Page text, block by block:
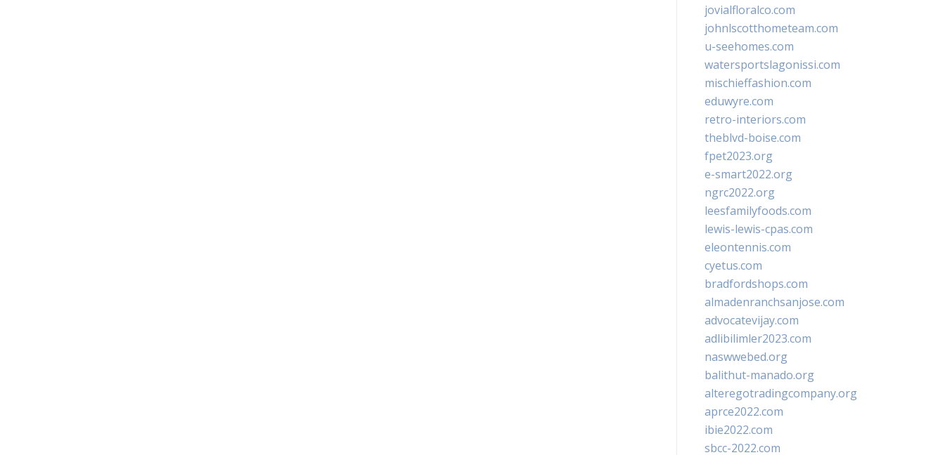
jovialfloralco.com
johnlscotthometeam.com
u-seehomes.com
watersportslagonissi.com
mischieffashion.com
eduwyre.com
retro-interiors.com
theblvd-boise.com
fpet2023.org
e-smart2022.org
ngrc2022.org
leesfamilyfoods.com
lewis-lewis-cpas.com
eleontennis.com
cyetus.com
bradfordshops.com
almadenranchsanjose.com
advocatevijay.com
adlibilimler2023.com
naswwebed.org
balithut-manado.org
alteregotradingcompany.org
aprce2022.com
ibie2022.com
sbcc-2022.com